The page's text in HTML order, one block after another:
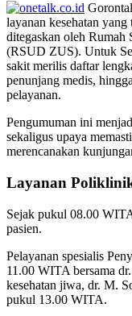
layanan kesehatan
ditegaskan oleh Rumah
(RSUD ZUS). Untuk
sakit merilis daftar
penunjang medis,
pelayanan.
Pengumuman ini
sekaligus upaya
merencanakan
Layanan
Sejak pukul 08.00
pasien.
Pelayanan spesialis
11.00 WITA bersama
kesehatan jiwa, dr. M.
pukul 13.00 WITA.